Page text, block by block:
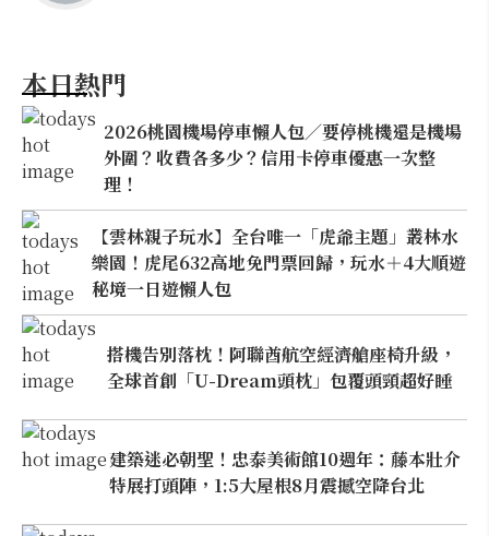
本日熱門
2026桃園機場停車懶人包／要停桃機還是機場
外圍？收費各多少？信用卡停車優惠一次整
理！
【雲林親子玩水】全台唯一「虎爺主題」叢林水
樂園！虎尾632高地免門票回歸，玩水＋4大順遊
秘境一日遊懶人包
搭機告別落枕！阿聯酋航空經濟艙座椅升級，
全球首創「U-Dream頭枕」包覆頭頸超好睡
建築迷必朝聖！忠泰美術館10週年：藤本壯介
特展打頭陣，1:5大屋根8月震撼空降台北